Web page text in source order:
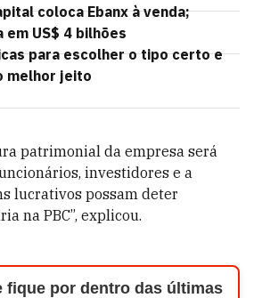
coloca Ebanx à venda;
em US$ 4 bilhões
para escolher o tipo certo e
melhor jeito
patrimonial da empresa será
investidores e a
lucrativos possam deter
na PBC”, explicou.
fique por dentro das últimas